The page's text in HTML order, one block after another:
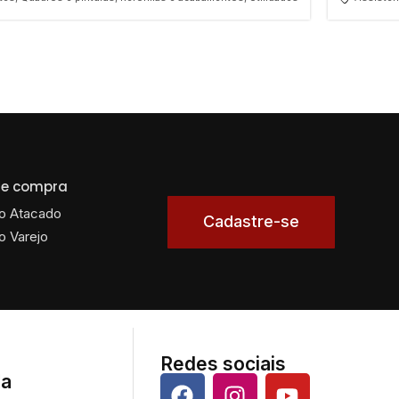
compra
Atacado
Varejo
Cadastre-se
Redes sociais